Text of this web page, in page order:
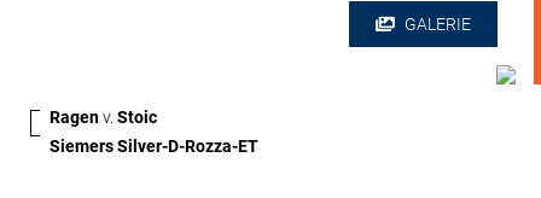
GALERIE
Ragenv. Stoic
Siemers Silver-D-Rozza-ET